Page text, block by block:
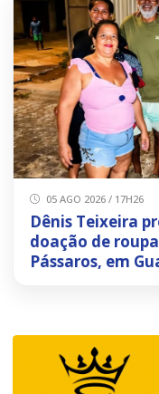
05 AGO 2026 / 17H26
Dênis Teixeira
doação de
Pássaros, em